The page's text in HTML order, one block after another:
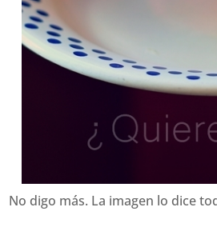
No digo más. La imagen lo dice